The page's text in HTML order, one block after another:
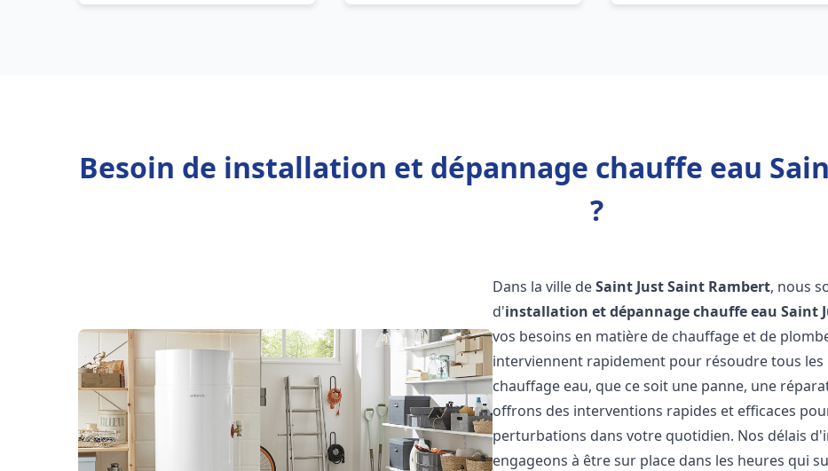
Besoin de installation et dépannage chauffe eau
?
Dans la ville deSaint Just Saint Rambert, nous
d'installation et dépannage chauffe eau Saint
vos besoins en matière de chauffage et de
interviennent rapidement pour résoudre tous
chauffage eau, que ce soit une panne, une
offrons des interventions rapides et efficaces
perturbations dans votre quotidien. Nos délais
engageons à être sur place dans les heures qui